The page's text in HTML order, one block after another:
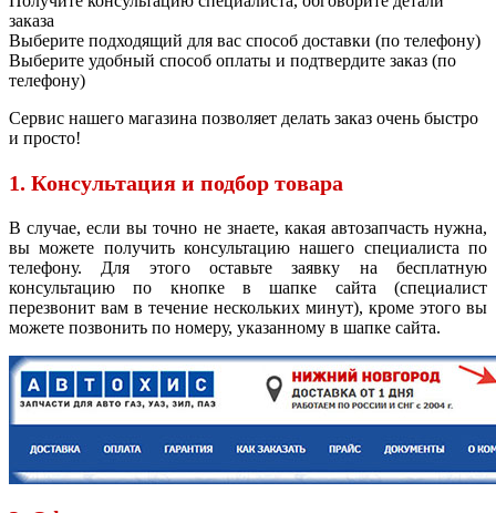
заказа
Выберите подходящий для вас способ доставки (по телефону)
Выберите удобный способ оплаты и подтвердите заказ (по
телефону)
Сервис нашего магазина позволяет делать заказ очень быстро
и просто!
1. Консультация и подбор товара
В случае, если вы точно не знаете, какая автозапчасть нужна,
вы можете получить консультацию нашего специалиста по
телефону. Для этого оставьте заявку на бесплатную
консультацию по кнопке в шапке сайта (специалист
перезвонит вам в течение нескольких минут), кроме этого вы
можете позвонить по номеру, указанному в шапке сайта.